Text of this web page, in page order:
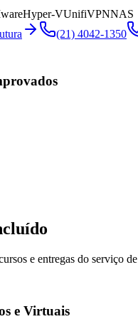
Hyper-VUnifiVPNNAS
(21) 4042-1350
e entregas do serviço de
e Virtuais